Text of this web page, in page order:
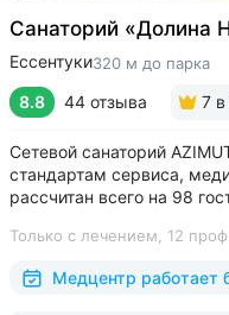
Санаторий «Долина
Ессентуки320 м до парка
8.8 44 отзыва 7
Сетевой санаторий
стандартам сервиса,
рассчитан всего на 98
Медицинский центр
Расположен...
Только с лечением, 12
Медцентр работает